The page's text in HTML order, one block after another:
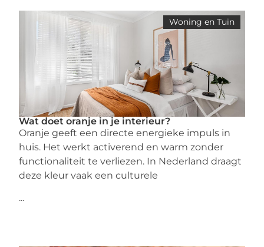
Woning en Tuin
Wat doet oranje in je interieur?
Oranje geeft een directe energieke impuls in
huis. Het werkt activerend en warm zonder
functionaliteit te verliezen. In Nederland draagt
deze kleur vaak een culturele
...